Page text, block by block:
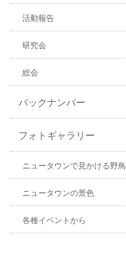
活動報告
研究会
総会
バックナンバー
フォトギャラリー
ニュータウンで見かける野鳥
ニュータウンの景色
各種イベントから